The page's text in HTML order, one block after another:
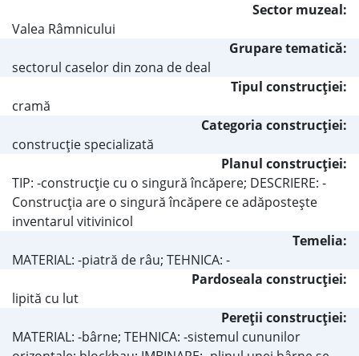
Sector muzeal:
Valea Râmnicului
Grupare tematică:
sectorul caselor din zona de deal
Tipul construcţiei:
cramă
Categoria construcţiei:
construcţie specializată
Planul construcţiei:
TIP: -construcţie cu o singură încăpere; DESCRIERE: -
Construcţia are o singură încăpere ce adăposteşte
inventarul vitivinicol
Temelia:
MATERIAL: -piatră de râu; TEHNICA: -
Pardoseala construcţiei:
lipită cu lut
Pereţii construcţiei:
MATERIAL: -bârne; TEHNICA: -sistemul cununilor